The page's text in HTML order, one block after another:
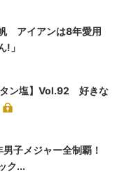
アイアンは8年愛用
!」
タン塩】Vol.92 好きな
子メジャー全制覇！
ク...